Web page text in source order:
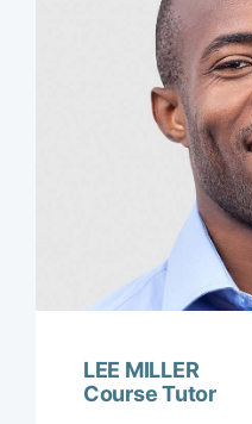
LEE MILLER
Course Tutor